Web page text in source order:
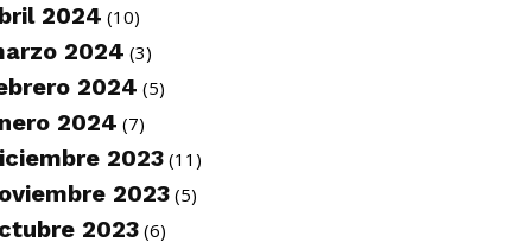
2024 (10)
2024 (3)
2024 (5)
2024 (7)
2023(11)
2023(5)
2023 (6)